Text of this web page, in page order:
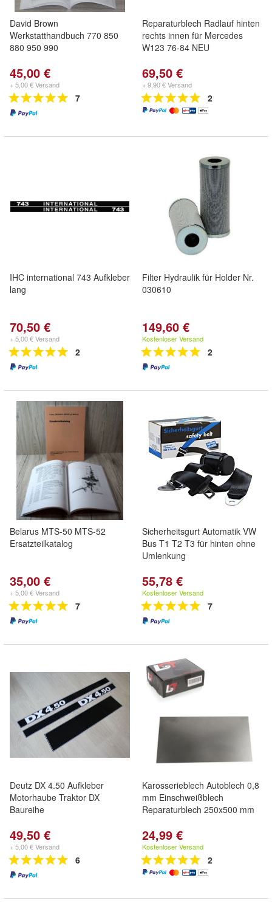
David Brown
Werkstatthandbuch 770 850
880 950 990
45,00 €
+ 5,00 € Versand
7
Reparaturblech Radlauf hinten
rechts innen für Mercedes
W123 76-84 NEU
69,50 €
+ 9,90 € Versand
2
IHC international 743 Aufkleber
lang
70,50 €
+ 5,00 € Versand
2
Filter Hydraulik für Holder Nr.
030610
149,60 €
Kostenloser Versand
2
Belarus MTS-50 MTS-52
Ersatzteilkatalog
35,00 €
+ 5,00 € Versand
7
Sicherheitsgurt Automatik VW
Bus T1 T2 T3 für hinten ohne
Umlenkung
55,78 €
Kostenloser Versand
7
Deutz DX 4.50 Aufkleber
Motorhaube Traktor DX
Baureihe
49,50 €
+ 5,00 € Versand
6
Karosserieblech Autoblech 0,8
mm Einschweißblech
Reparaturblech 250x500 mm
24,99 €
Kostenloser Versand
2